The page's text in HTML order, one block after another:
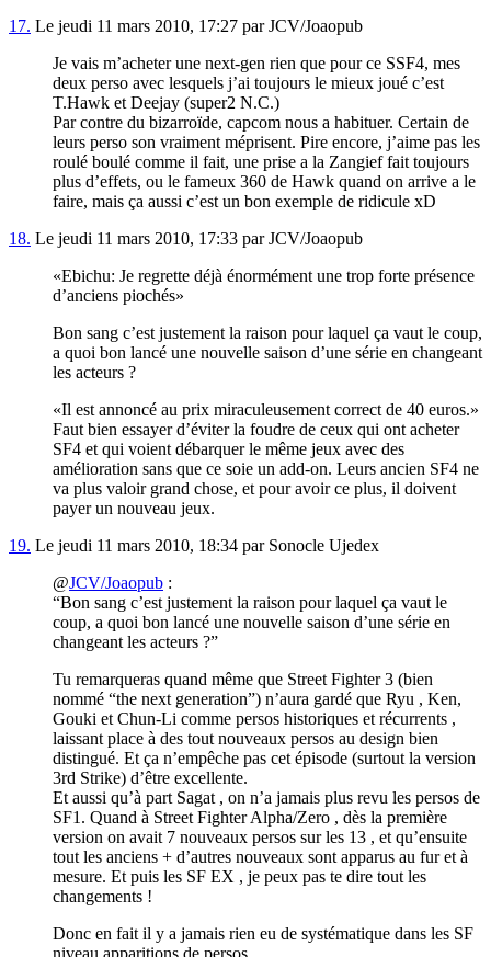
17. Le jeudi 11 mars 2010, 17:27 par JCV/Joaopub
Je vais m’acheter une next-gen rien que pour ce SSF4, mes
deux perso avec lesquels j’ai toujours le mieux joué c’est
T.Hawk et Deejay (super2 N.C.)
Par contre du bizarroïde, capcom nous a habituer. Certain de
leurs perso son vraiment méprisent. Pire encore, j’aime pas les
roulé boulé comme il fait, une prise a la Zangief fait toujours
plus d’effets, ou le fameux 360 de Hawk quand on arrive a le
faire, mais ça aussi c’est un bon exemple de ridicule xD
18. Le jeudi 11 mars 2010, 17:33 par JCV/Joaopub
Ebichu: Je regrette déjà énormément une trop forte présence
d’anciens piochés
Bon sang c’est justement la raison pour laquel ça vaut le coup,
a quoi bon lancé une nouvelle saison d’une série en changeant
les acteurs ?
Il est annoncé au prix miraculeusement correct de 40 euros.
Faut bien essayer d’éviter la foudre de ceux qui ont acheter
SF4 et qui voient débarquer le même jeux avec des
amélioration sans que ce soie un add-on. Leurs ancien SF4 ne
va plus valoir grand chose, et pour avoir ce plus, il doivent
payer un nouveau jeux.
19. Le jeudi 11 mars 2010, 18:34 par Sonocle Ujedex
@JCV/Joaopub :
“Bon sang c’est justement la raison pour laquel ça vaut le
coup, a quoi bon lancé une nouvelle saison d’une série en
changeant les acteurs ?”
Tu remarqueras quand même que Street Fighter 3 (bien
nommé “the next generation”) n’aura gardé que Ryu , Ken,
Gouki et Chun-Li comme persos historiques et récurrents ,
laissant place à des tout nouveaux persos au design bien
distingué. Et ça n’empêche pas cet épisode (surtout la version
3rd Strike) d’être excellente.
Et aussi qu’à part Sagat , on n’a jamais plus revu les persos de
SF1. Quand à Street Fighter Alpha/Zero , dès la première
version on avait 7 nouveaux persos sur les 13 , et qu’ensuite
tout les anciens + d’autres nouveaux sont apparus au fur et à
mesure. Et puis les SF EX , je peux pas te dire tout les
changements !
Donc en fait il y a jamais rien eu de systématique dans les SF